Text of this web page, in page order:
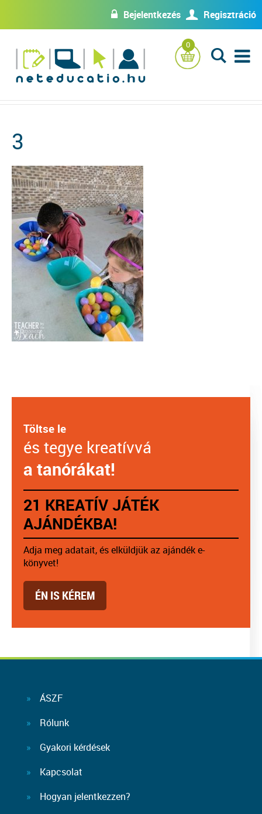
w Bejelentkezés U Regisztráció
0
L
3
Töltse le
és tegye kreatívvá
a tanórákat!
21 KREATÍV JÁTÉK
AJÁNDÉKBA!
Adja meg adatait, és elküldjük az ajándék e-
könyvet!
ÉN IS KÉREM
ÁSZF
Rólunk
Gyakori kérdések
Kapcsolat
Hogyan jelentkezzen?